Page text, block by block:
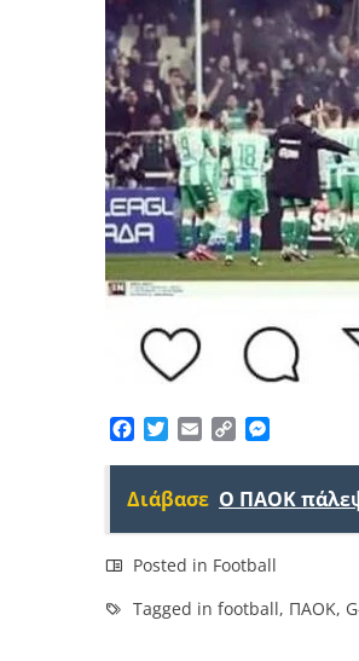
Facebook
TwitterEmailCopy
Διάβασε Ο ΠΑΟΚ
Posted in Football
Tagged in football, ΠΑΟΚ,